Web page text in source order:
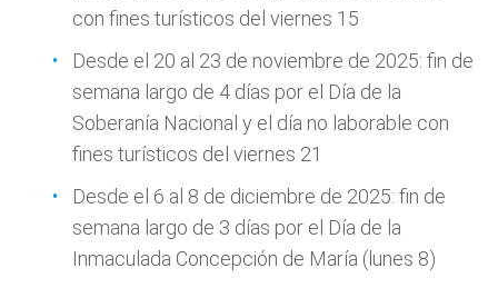
con fines turísticos del viernes 15
Desde el 20 al 23 de noviembre de 2025: fin de
semana largo de 4 días por el Día de la
Soberanía Nacional y el día no laborable con
fines turísticos del viernes 21
Desde el 6 al 8 de diciembre de 2025: fin de
semana largo de 3 días por el Día de la
Inmaculada Concepción de María (lunes 8)